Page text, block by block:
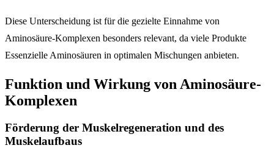
Diese Unterscheidung ist für die gezielte Einnahme von
Aminosäure-Komplexen besonders relevant, da viele Produkte
Essenzielle Aminosäuren in optimalen Mischungen anbieten.
Funktion und Wirkung von Aminosäure-
Komplexen
Förderung der Muskelregeneration und des
Muskelaufbaus